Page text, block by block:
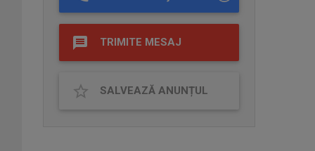
TRIMITE MESAJ
SALVEAZĂ ANUNȚUL